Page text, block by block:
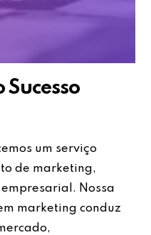
um serviço
de marketing,
Nossa
marketing conduz